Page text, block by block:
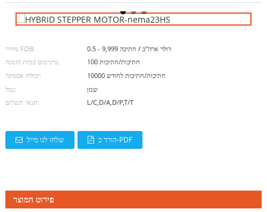
מחיר FOB:
0.5 - 9,999 דולר ארה"ב / חתיכה
מינימום כמות הזמנה:
100 חתיכות/חתיכות
יכולת אספקה:
10000 חתיכות/חתיכות לחודש
נמל:
שנזן
תנאי תשלום:
L/C,D/A,D/P,T/T
שלחו לנו מייל הורד כ-PDF
פירוט המוצר